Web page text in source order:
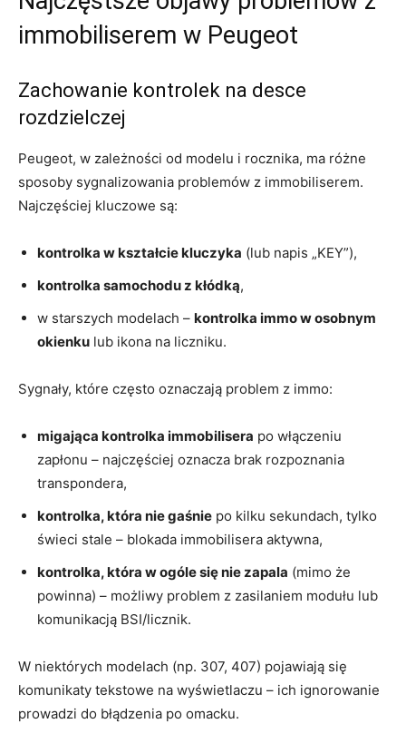
immobiliserem w Peugeot
Zachowanie kontrolek na desce
rozdzielczej
Peugeot, w zależności od modelu i rocznika, ma różne
sposoby sygnalizowania problemów z immobiliserem.
Najczęściej kluczowe są:
kontrolka w kształcie kluczyka (lub napis „KEY”),
kontrolka samochodu z kłódką,
w starszych modelach – kontrolka immo w osobnym
okienku lub ikona na liczniku.
Sygnały, które często oznaczają problem z immo:
migająca kontrolka immobilisera po włączeniu
zapłonu – najczęściej oznacza brak rozpoznania
transpondera,
kontrolka, która nie gaśnie po kilku sekundach, tylko
świeci stale – blokada immobilisera aktywna,
kontrolka, która w ogóle się nie zapala (mimo że
powinna) – możliwy problem z zasilaniem modułu lub
komunikacją BSI/licznik.
W niektórych modelach (np. 307, 407) pojawiają się
komunikaty tekstowe na wyświetlaczu – ich ignorowanie
prowadzi do błądzenia po omacku.